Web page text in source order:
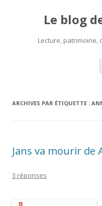
Le blog
Lecture, patrimoine,
ARCHIVES PAR ÉTIQUETTE :
Jans va mourir de
3 réponses